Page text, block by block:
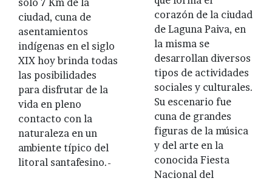
solo 7 Km de la
ciudad, cuna de
asentamientos
indígenas en el siglo
XIX hoy brinda todas
las posibilidades
para disfrutar de la
vida en pleno
contacto con la
naturaleza en un
ambiente típico del
litoral santafesino.-
corazón de la ciudad
de Laguna Paiva, en
la misma se
desarrollan diversos
tipos de actividades
sociales y culturales.
Su escenario fue
cuna de grandes
figuras de la música
y del arte en la
conocida Fiesta
Nacional del